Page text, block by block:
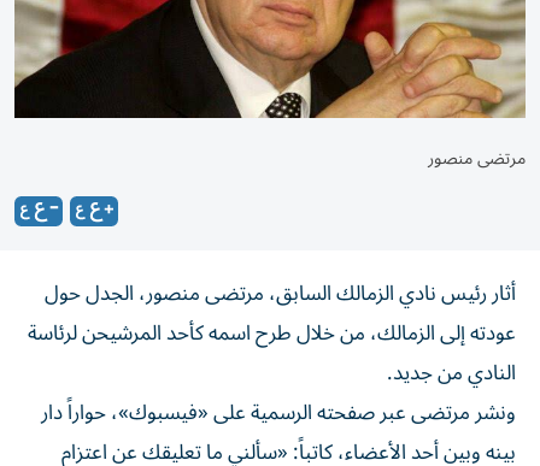
مرتضى منصور
أثار رئيس نادي الزمالك السابق، مرتضى منصور، الجدل حول
عودته إلى الزمالك، من خلال طرح اسمه كأحد المرشيحن لرئاسة
النادي من جديد.
ونشر مرتضى عبر صفحته الرسمية على «فيسبوك»، حواراً دار
بينه وبين أحد الأعضاء، كاتباً: «سألني ما تعليقك عن اعتزام